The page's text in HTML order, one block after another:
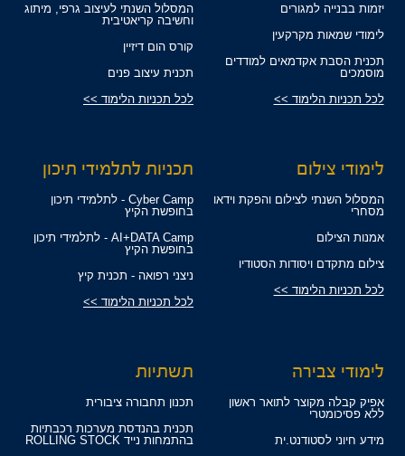
יזמות בבנייה למגורים
לימודי שמאות מקרקעין
תכנית הסבת אקדמאים למודדים
מוסמכים
לכל תכניות הלימוד >>
המסלול השנתי לעיצוב גרפי, מיתוג
וחשיבה קריאטיבית
קורס הום דיזיין
תכנית עיצוב פנים
לכל תכניות הלימוד >>
לימודי צילום
המסלול השנתי לצילום והפקת וידאו
מסחרי
אמנות הצילום
צילום מתקדם ויסודות הסטודיו
לכל תכניות הלימוד >>
תכניות לתלמידי תיכון
Cyber Camp - לתלמידי תיכון
בחופשת הקיץ
AI+DATA Camp - לתלמידי תיכון
בחופשת הקיץ
ניצני רפואה - תכנית קיץ
לכל תכניות הלימוד >>
לימודי צבירה
אפיק קבלה מקוצר לתואר ראשון
ללא פסיכומטרי
מידע חיוני לסטודנט.ית
תשתיות
תכנון תחבורה ציבורית
תכנית בהנדסת מערכות רכבתיות
בהתמחות נייד ROLLING STOCK